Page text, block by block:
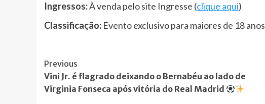
Ingressos:À venda pelo site Ingresse (clique aqui)
Classificação: Evento exclusivo para maiores de 18 anos
Post
Navigation
Previous
Vini Jr. é flagrado deixando o Bernabéu ao lado de
Virginia Fonseca após vitória do Real Madrid